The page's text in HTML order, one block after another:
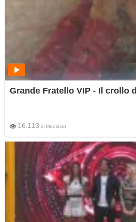
Grande Fratello VIP - Il crollo
16.113 di Mediaset